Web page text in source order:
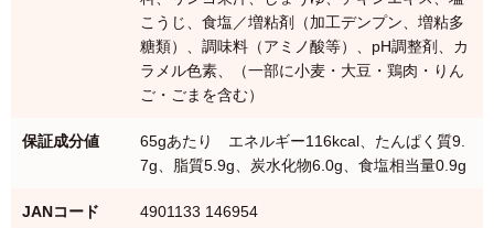
こうじ、食塩／増粘剤（加工デンプン、増粘多
糖類）、調味料（アミノ酸等）、pH調整剤、カ
ラメル色素、（一部に小麦・大豆・鶏肉・りん
ご・ごまを含む）
保証成分値
65gあたり エネルギー116kcal、たんぱく質9.
7g、脂質5.9g、炭水化物6.0g、食塩相当量0.9g
JANコード 4901133 146954